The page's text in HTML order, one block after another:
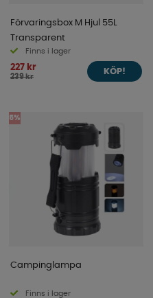
Förvaringsbox M Hjul 55L
Transparent
Finns i lager
227 kr
239 kr
KÖP!
5%
Campinglampa
Finns i lager